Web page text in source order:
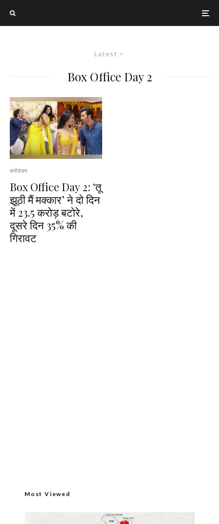
Latest
Box Office Day 2
मनोरंजन
Box Office Day 2: ‘तू
झूठी मैं मक्कार’ ने दो दिन
में 23.5 करोड़ बटोरे,
दूसरे दिन 35% की
गिरावट
Most Viewed